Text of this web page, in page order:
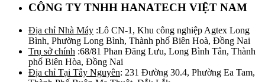
CÔNG TY TNHH HANATECH VIỆT NAM
Địa chỉ Nhà Máy :Lô CN-1, Khu công nghiệp Agtex Long
Bình, Phường Long Bình, Thành phố Biên Hoà, Đồng Nai
Trụ sở chính :68/81 Phan Đăng Lưu, Long Bình Tân, Thành
phố Biên Hòa, Đồng Nai
Địa chỉ Tại Tây Nguyên: 231 Đường 30.4, Phường Ea Tam,